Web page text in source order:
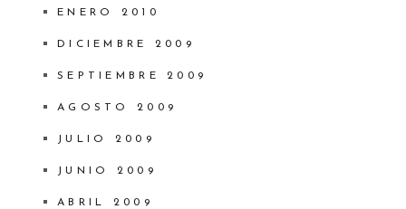
ENERO 2010
DICIEMBRE 2009
SEPTIEMBRE 2009
AGOSTO 2009
JULIO 2009
JUNIO 2009
ABRIL 2009